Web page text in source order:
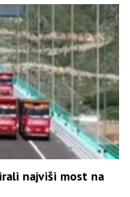
najviši most na